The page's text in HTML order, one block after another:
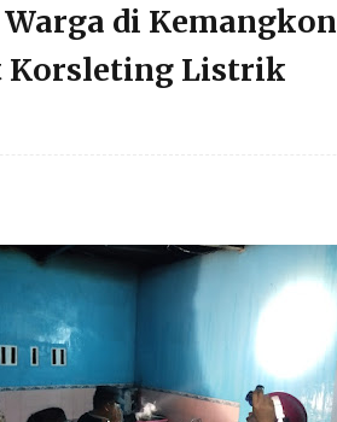
di
Korsleting Listrik